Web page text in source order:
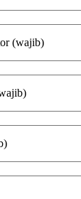
(wajib)